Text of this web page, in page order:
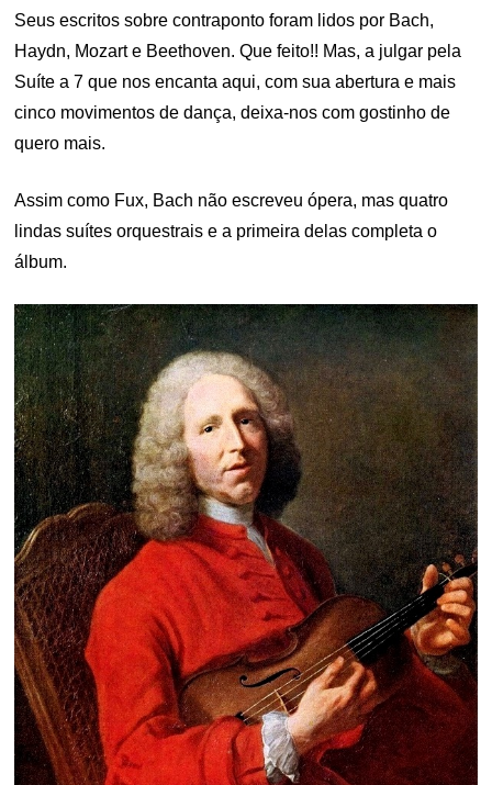
Seus escritos sobre contraponto foram lidos por Bach,
Haydn, Mozart e Beethoven. Que feito!! Mas, a julgar pela
Suíte a 7 que nos encanta aqui, com sua abertura e mais
cinco movimentos de dança, deixa-nos com gostinho de
quero mais.
Assim como Fux, Bach não escreveu ópera, mas quatro
lindas suítes orquestrais e a primeira delas completa o
álbum.